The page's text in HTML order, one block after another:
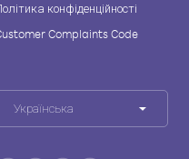
конфіденційності
Complaints Code
Українська